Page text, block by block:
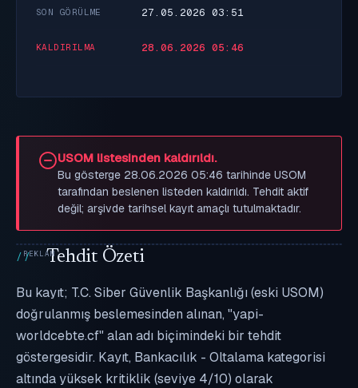
SON GÖRÜLME 27.05.2026 03:51
KALDIRILMA 28.06.2026 05:46
USOM listesinden kaldırıldı.
Bu gösterge 28.06.2026 05:46 tarihinde USOM
tarafından beslenen listeden kaldırıldı. Tehdit aktif
değil; arşivde tarihsel kayıt amaçlı tutulmaktadır.
Tehdit Özeti
Bu kayıt; T.C. Siber Güvenlik Başkanlığı (eski USOM)
doğrulanmış beslemesinden alınan, "yapi-
worldcebte.cf" alan adı biçimindeki bir tehdit
göstergesidir. Kayıt, Bankacılık - Oltalama kategorisi
altında yüksek kritiklik (seviye 4/10) olarak